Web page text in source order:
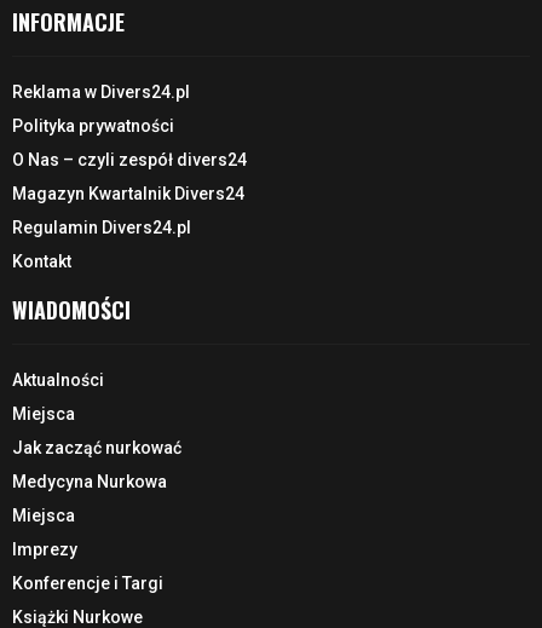
INFORMACJE
Reklama w Divers24.pl
Polityka prywatności
O Nas – czyli zespół divers24
Magazyn Kwartalnik Divers24
Regulamin Divers24.pl
Kontakt
WIADOMOŚCI
Aktualności
Miejsca
Jak zacząć nurkować
Medycyna Nurkowa
Miejsca
Imprezy
Konferencje i Targi
Książki Nurkowe